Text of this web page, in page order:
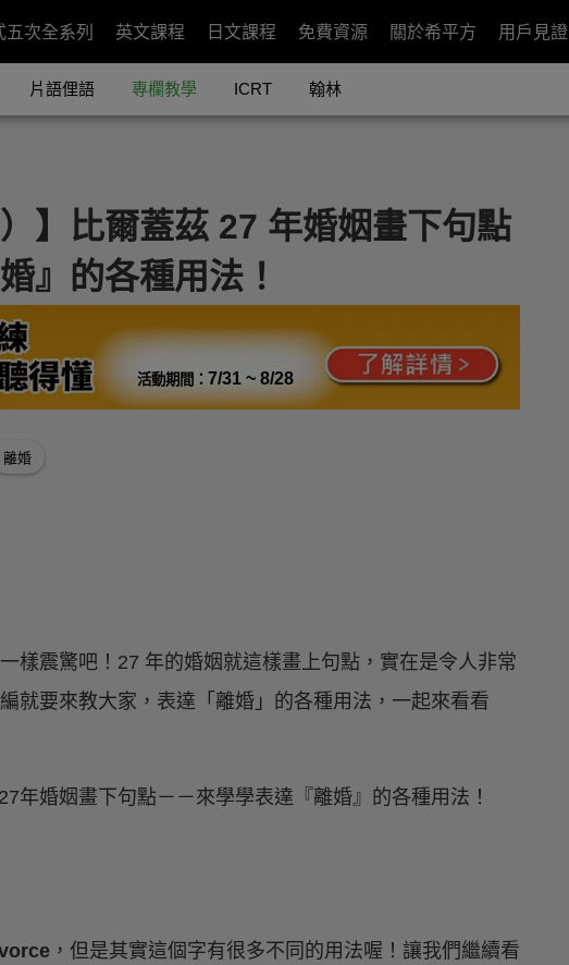
五次全系列 英文課程 日文課程 免費資源 關於希平方 用戶見證
片語俚語 專欄教學 ICRT 翰林
】比爾蓋茲 27 年婚姻畫下句點
』的各種用法！
活動期間： 7/31 ~ 8/28
離婚
樣震驚吧！27 年的婚姻就這樣畫上句點，實在是令人非常
就要來教大家，表達「離婚」的各種用法，一起來看看
，但是其實這個字有很多不同的用法喔！讓我們繼續看